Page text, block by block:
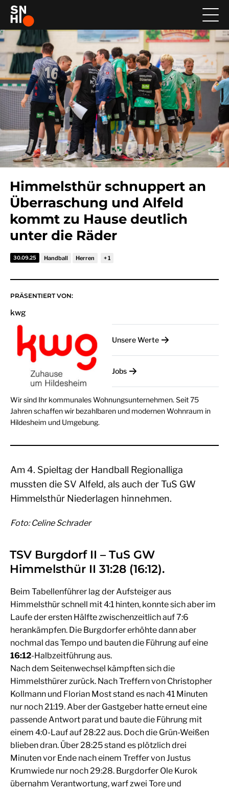
Himmelsthür schnuppert an
Überraschung und Alfeld
kommt zu Hause deutlich
unter die Räder
30.09.25 Handball Herren
PRÄSENTIERT VON:
kwg
Unsere Werte
Jobs
Wir sind Ihr kommunales Wohnungsunternehmen. Seit 75
Jahren schaffen wir bezahlbaren und modernen Wohnraum in
Hildesheim und Umgebung.
Am 4. Spieltag der Handball Regionalliga
mussten die SV Alfeld, als auch der TuS GW
Himmelsthür Niederlagen hinnehmen.
Foto: Celine Schrader
TSV Burgdorf II – TuS GW
Himmelsthür II 31:28 (16:12).
Beim Tabellenführer lag der Aufsteiger aus
Himmelsthür schnell mit 4:1 hinten, konnte sich aber im
Laufe der ersten Hälfte zwischenzeitlich auf 7:6
herankämpfen. Die Burgdorfer erhöhte dann aber
nochmal das Tempo und bauten die Führung auf eine
16:12-Halbzeitführung aus.
Nach dem Seitenwechsel kämpften sich die
Himmelsthürer zurück. Nach Treffern von Christopher
Kollmann und Florian Most stand es nach 41 Minuten
nur noch 21:19. Aber der Gastgeber hatte erneut eine
passende Antwort parat und baute die Führung mit
einem 4:0-Lauf auf 28:22 aus. Doch die Grün-Weißen
blieben dran. Über 28:25 stand es plötzlich drei
Minuten vor Ende nach einem Treffer von Justus
Krumwiede nur noch 29:28. Burgdorfer Ole Kurok
übernahm Verantwortung, warf zwei Tore und